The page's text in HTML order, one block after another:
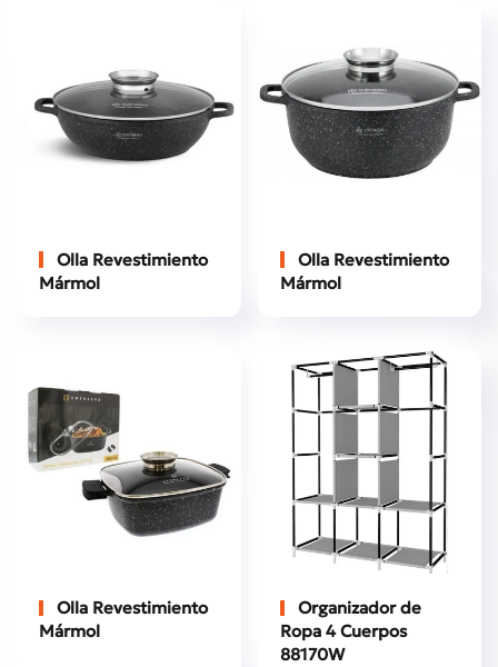
Olla Revestimiento
Mármol
Olla Revestimiento
Mármol
Olla Revestimiento
Mármol
Organizador de
Ropa 4 Cuerpos
88170W